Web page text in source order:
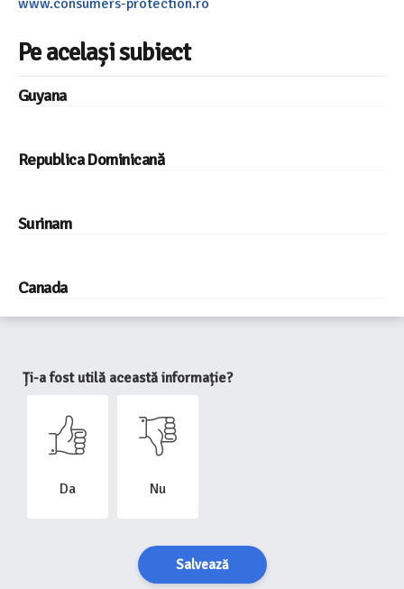
www.consumers-protection.ro
Pe același subiect
Guyana
Republica Dominicană
Surinam
Canada
Ți-a fost utilă această informație?
Da Nu
Salvează